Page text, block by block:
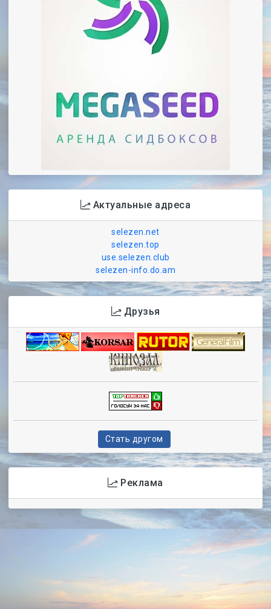
Актуальные адреса
selezen.net
selezen.top
use.selezen.club
selezen-info.do.am
Друзья
Стать другом
Реклама